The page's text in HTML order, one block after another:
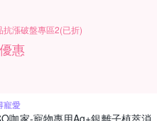
抗漲破盤專區2(已折)
惠
寵愛